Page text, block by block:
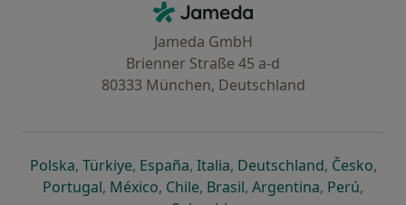
Jameda - Startseite
Jameda GmbH
Brienner Straße 45 a-d
80333 München, Deutschland
Polskaöffnet in einer neuen Registerkarte
, Türkiyeöffnet in einer neuen Registerkarte
, Españaöffnet in einer neuen
, Italiaöffnet in einer neuen
, Deutschlandöffnet in
, Česko,
Portugalöffnet in einer neuen Registerkarte
, Méxicoöffnet in einer neuen Registerkarte
, Chileöffnet in einer neuen
, Brasilöffnet in einer neuen
, Argentinaöffnet in
, Perúöffnet
,